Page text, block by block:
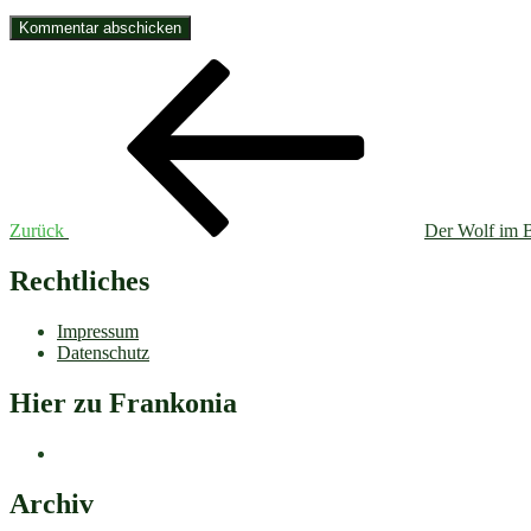
Beitragsnavigation
Zurück Der Wolf im
Rechtliches
Impressum
Datenschutz
Hier zu Frankonia
Archiv